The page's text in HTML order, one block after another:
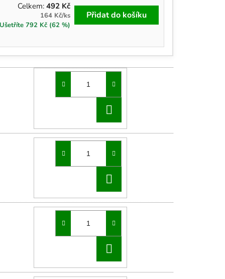
Celkem: 492 Kč
164 Kč/ks
Ušetříte 792 Kč (62 %)
Přidat do košíku
KOŠÍKU
KOŠÍKU
KOŠÍKU